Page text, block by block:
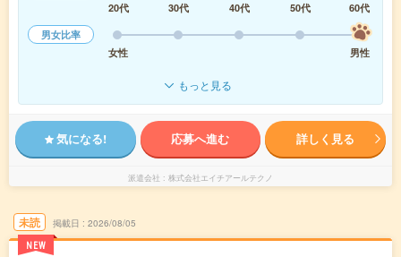
20代
30代 40代 50代
60代
男女比率
女性
男性
もっと見る
気になる! 応募へ進む 詳しく見る
派遣会社 株式会社エイチアールテクノ
未読
NEW
掲載日 2026/08/05